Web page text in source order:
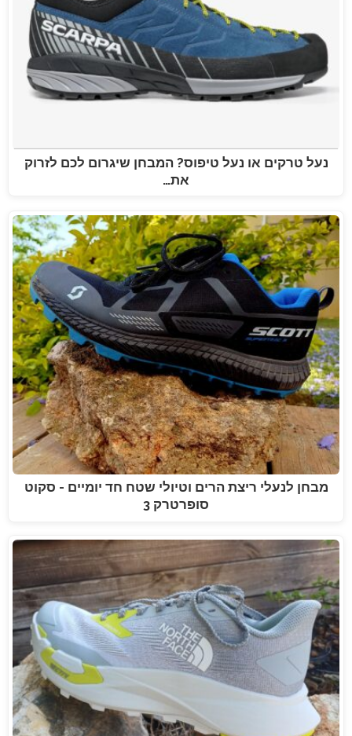
נעל טרקים או נעל טיפוס? המבחן שיגרום לכם לזרוק
את…
מבחן לנעלי ריצת הרים וטיולי שטח חד יומיים - סקוט
סופרטרק 3